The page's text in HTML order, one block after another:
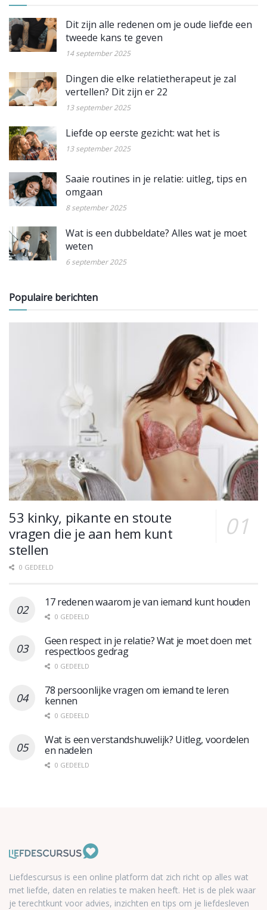
Dit zijn alle redenen om je oude liefde een
tweede kans te geven
14 september 2025
Dingen die elke relatietherapeut je zal
vertellen? Dit zijn er 22
13 september 2025
Liefde op eerste gezicht: wat het is
13 september 2025
Saaie routines in je relatie: uitleg, tips en
omgaan
8 september 2025
Wat is een dubbeldate? Alles wat je moet
weten
6 september 2025
Populaire berichten
53 kinky, pikante en stoute
vragen die je aan hem kunt
stellen
0 GEDEELD
17 redenen waarom je van iemand kunt houden
0 GEDEELD
Geen respect in je relatie? Wat je moet doen met
respectloos gedrag
0 GEDEELD
78 persoonlijke vragen om iemand te leren
kennen
0 GEDEELD
Wat is een verstandshuwelijk? Uitleg, voordelen
en nadelen
0 GEDEELD
Liefdescursus is een online platform dat zich richt op alles wat
met liefde, daten en relaties te maken heeft. Het is de plek waar
je terechtkunt voor advies, inzichten en tips om je liefdesleven